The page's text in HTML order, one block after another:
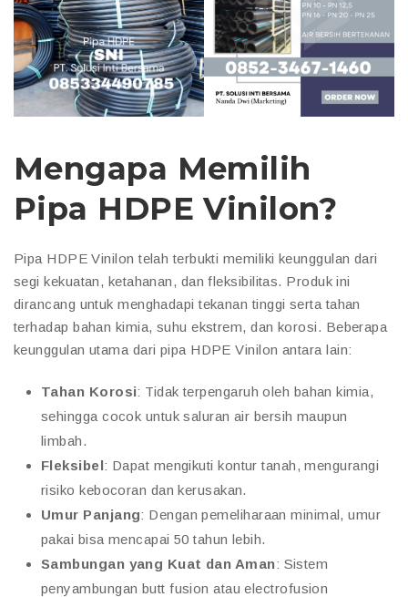
Mengapa Memilih
Pipa HDPE Vinilon?
Pipa HDPE Vinilon telah terbukti memiliki keunggulan dari
segi kekuatan, ketahanan, dan fleksibilitas. Produk ini
dirancang untuk menghadapi tekanan tinggi serta tahan
terhadap bahan kimia, suhu ekstrem, dan korosi. Beberapa
keunggulan utama dari pipa HDPE Vinilon antara lain:
Tahan Korosi: Tidak terpengaruh oleh bahan kimia,
sehingga cocok untuk saluran air bersih maupun
limbah.
Fleksibel: Dapat mengikuti kontur tanah, mengurangi
risiko kebocoran dan kerusakan.
Umur Panjang: Dengan pemeliharaan minimal, umur
pakai bisa mencapai 50 tahun lebih.
Sambungan yang Kuat dan Aman: Sistem
penyambungan butt fusion atau electrofusion